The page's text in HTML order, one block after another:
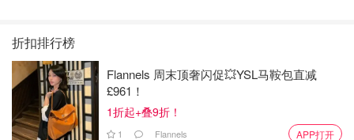
折扣排行榜
Flannels 周末顶奢闪促💥YSL马鞍包直减
£961！
1折起+叠9折！
1 Flannels APP打开